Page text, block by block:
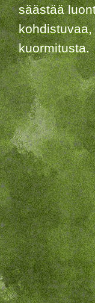
säästää
kuormitusta.